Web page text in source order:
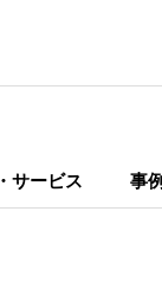
サービス 事